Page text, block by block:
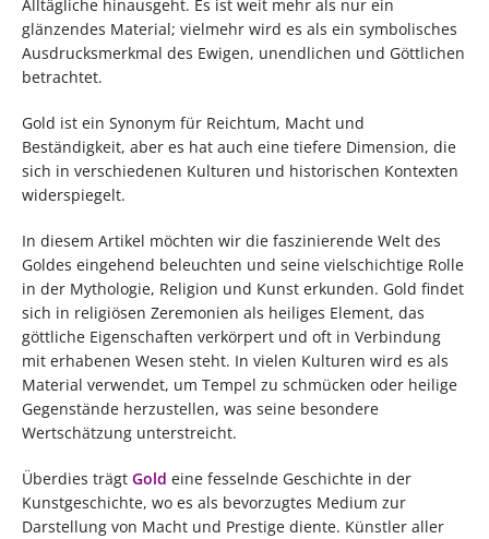
Alltägliche hinausgeht. Es ist weit mehr als nur ein
glänzendes Material; vielmehr wird es als ein symbolisches
Ausdrucksmerkmal des Ewigen, unendlichen und Göttlichen
betrachtet.
Gold ist ein Synonym für Reichtum, Macht und
Beständigkeit, aber es hat auch eine tiefere Dimension, die
sich in verschiedenen Kulturen und historischen Kontexten
widerspiegelt.
In diesem Artikel möchten wir die faszinierende Welt des
Goldes eingehend beleuchten und seine vielschichtige Rolle
in der Mythologie, Religion und Kunst erkunden. Gold findet
sich in religiösen Zeremonien als heiliges Element, das
göttliche Eigenschaften verkörpert und oft in Verbindung
mit erhabenen Wesen steht. In vielen Kulturen wird es als
Material verwendet, um Tempel zu schmücken oder heilige
Gegenstände herzustellen, was seine besondere
Wertschätzung unterstreicht.
Überdies trägt Gold eine fesselnde Geschichte in der
Kunstgeschichte, wo es als bevorzugtes Medium zur
Darstellung von Macht und Prestige diente. Künstler aller